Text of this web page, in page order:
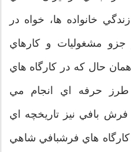
خانواده ها، خواه در
مشغوليات و كارهاي
حال كه در كارگاه هاي
طرز حرفه اي انجام مي
بافي نيز تاريخچه اي
هاي فرشبافي شاهي